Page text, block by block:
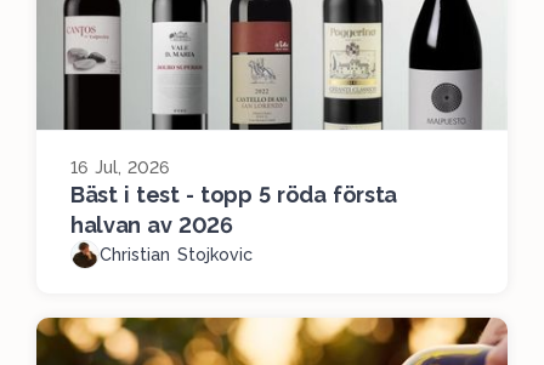
16 Jul, 2026
Bäst i test - topp 5 röda första
halvan av 2026
Christian Stojkovic